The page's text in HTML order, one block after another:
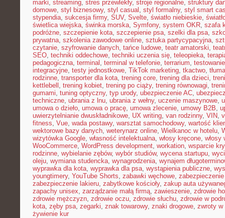
marki, streaming, stres przewlekły, stroje regionalne, struktury
domowe, styl biznesowy, styl casual , styl formalny, styl smart
stypendia, sukcesja firmy, SUV, Svelte, światło niebieskie,
świetlica wiejska, świnka morska, Symfony, system OKR, szafa
podróżne, szczepienie kota, szczepienie psa, szelki dla psa,
prywatna, szkolenia zawodowe online, sztuka partycypacyjna,
czytanie, szyfrowanie danych, tańce ludowe, teatr amatorski,
SEO, techniki oddechowe, techniki uczenia się, teleopieka,
pedagogiczna, terminal , terminal w telefonie, terrarium,
integracyjne, testy jednostkowe, TikTok marketing, tkactwo,
rodzinne, transporter dla kota, trening core, trening dla dzieci,
kettlebell , trening kobiet, trening po ciąży, trening równowagi,
gumami, tuning optyczny, typ urody, ubezpieczenie AC,
techniczne, ubrania z lnu, ubrania z wełny, uczenie maszynowe,
umowa o dzieło, umowa o pracę, umowa zlecenie, umowy B2B,
uwierzytelnianie dwuskładnikowe, UX writing, van rodzinny, VIN,
fitness, Vue, wada postawy, warsztat samochodowy, wartość
wektorowe bazy danych, weterynarz online, Wielkanoc w hotelu,
wizytówka Google, własność intelektualna, włosy kręcone, włosy
WooCommerce, WordPress development, workation, wsparcie
rodzinne, wybielanie zębów, wybór studiów, wycena startupu,
oleju, wymiana studencka, wynagrodzenia, wynajem
wyprawka dla kota, wyprawka dla psa, wystąpienia publiczne,
youngtimery, YouTube Shorts, zabawki węchowe,
zabezpieczenie lakieru, zabytkowe kościoły, zakup auta
zapachy unisex, zarządzanie małą firmą, zawieszenie, zdrowie
zdrowie mężczyzn, zdrowie oczu, zdrowie słuchu, zdrowie w
kota, zęby psa, zegarki, znak towarowy, znaki drogowe, zwroty w
żywienie kur